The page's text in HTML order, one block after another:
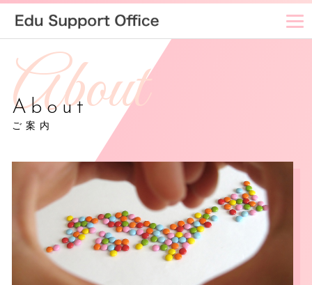
About
ご案内